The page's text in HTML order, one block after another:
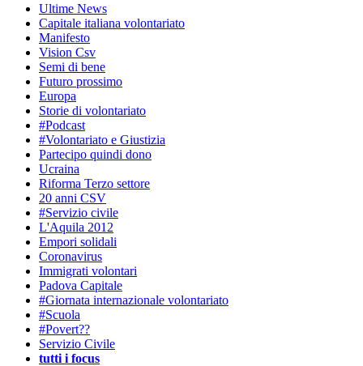
Ultime News
Capitale italiana volontariato
Manifesto
Vision Csv
Semi di bene
Futuro prossimo
Europa
Storie di volontariato
#Podcast
#Volontariato e Giustizia
Partecipo quindi dono
Ucraina
Riforma Terzo settore
20 anni CSV
#Servizio civile
L'Aquila 2012
Empori solidali
Coronavirus
Immigrati volontari
Padova Capitale
#Giornata internazionale volontariato
#Scuola
#Povert??
Servizio Civile
tutti i focus